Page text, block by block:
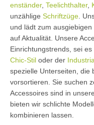
enständer, Teelichthalter,
unzählige Schriftzüge .
und lädt zum
auf Aktualität. Unsere
Einrichtungstrends, sei es
Chic-Stil oder der
spezielle Unterseiten, die
vorsortieren. Sie suchen
Accessoires sind in
bieten wir schlichte
kombinieren lassen.